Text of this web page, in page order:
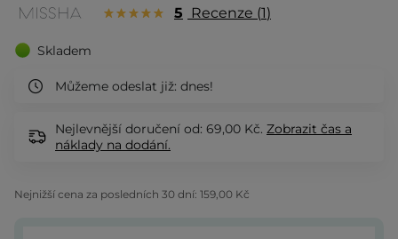
5 Recenze 1
Skladem
Můžeme odeslat již: dnes!
Nejlevnější doručení od: 69,00 Kč. Zobrazit čas a
náklady na dodání.
Nejnižší cena za posledních 30 dní: 159,00 Kč